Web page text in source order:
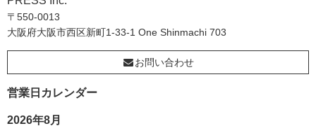
〒550-0013
大阪府大阪市西区新町1-33-1 One Shinmachi 703
お問い合わせ
営業日カレンダー
2026年8月